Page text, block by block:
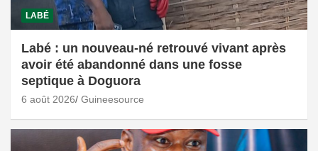
LABÉ
Labé : un nouveau-né retrouvé vivant après
avoir été abandonné dans une fosse
septique à Doguora
6 août 2026 Guineesource